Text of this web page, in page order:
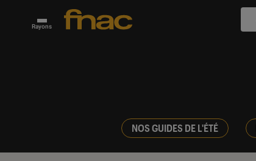
Rayons
NOS GUIDES DE L'ÉTÉ